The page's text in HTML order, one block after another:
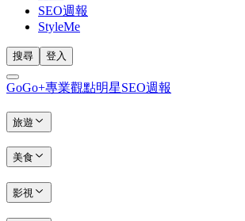
SEO週報
StyleMe
搜尋 登入
GoGo+專業觀點明星SEO週報
旅遊
美食
影視